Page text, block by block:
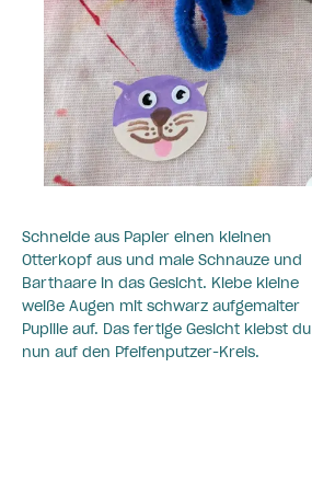
Schneide aus Papier einen kleinen
Otterkopf aus und male Schnauze und
Barthaare in das Gesicht. Klebe kleine
weiße Augen mit schwarz aufgemalter
Pupille auf. Das fertige Gesicht klebst du
nun auf den Pfeifenputzer-Kreis.